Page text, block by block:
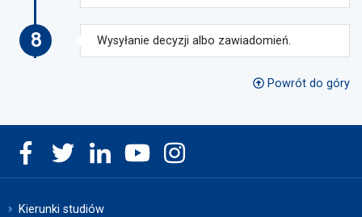
Wysyłanie decyzji albo zawiadomień.
8
Powrót do góry
Kierunki studiów